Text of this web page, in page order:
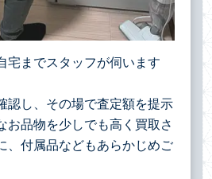
宅までスタッフが伺います
認し、その場で査定額を提示
お品物を少しでも高く買取さ
、付属品などもあらかじめご